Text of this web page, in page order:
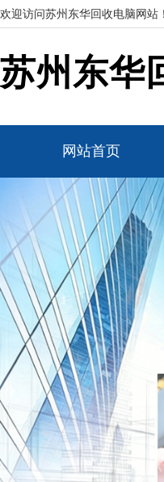
欢迎访问苏州东华回收电脑网站！
苏州东华
网站首页